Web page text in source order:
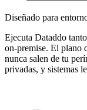
Diseñado para
Ejecuta Dataddo
on-premise. El plano
nunca salen de tu
privadas, y sistemas